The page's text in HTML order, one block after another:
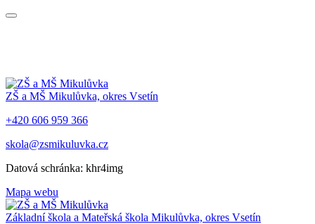
ZŠ a MŠ Mikulůvka, okres Vsetín
+420 606 959 366
skola@zsmikuluvka.cz
Datová schránka: khr4img
Mapa webu
Základní škola a Mateřská škola Mikulůvka, okres Vsetín